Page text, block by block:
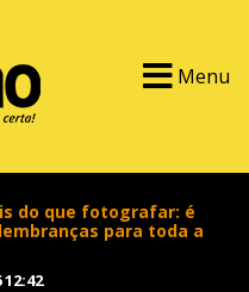
Menu
do que fotografar: é
para toda a